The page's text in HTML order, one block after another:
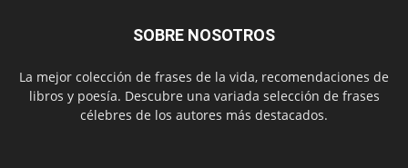
SOBRE NOSOTROS
La mejor colección de frases de la vida, recomendaciones de
libros y poesía. Descubre una variada selección de frases
célebres de los autores más destacados.